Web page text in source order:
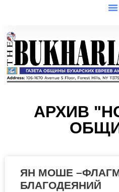
АРХИВ
ЯН МОШЕ
БЛАГОДЕЯНИЙ